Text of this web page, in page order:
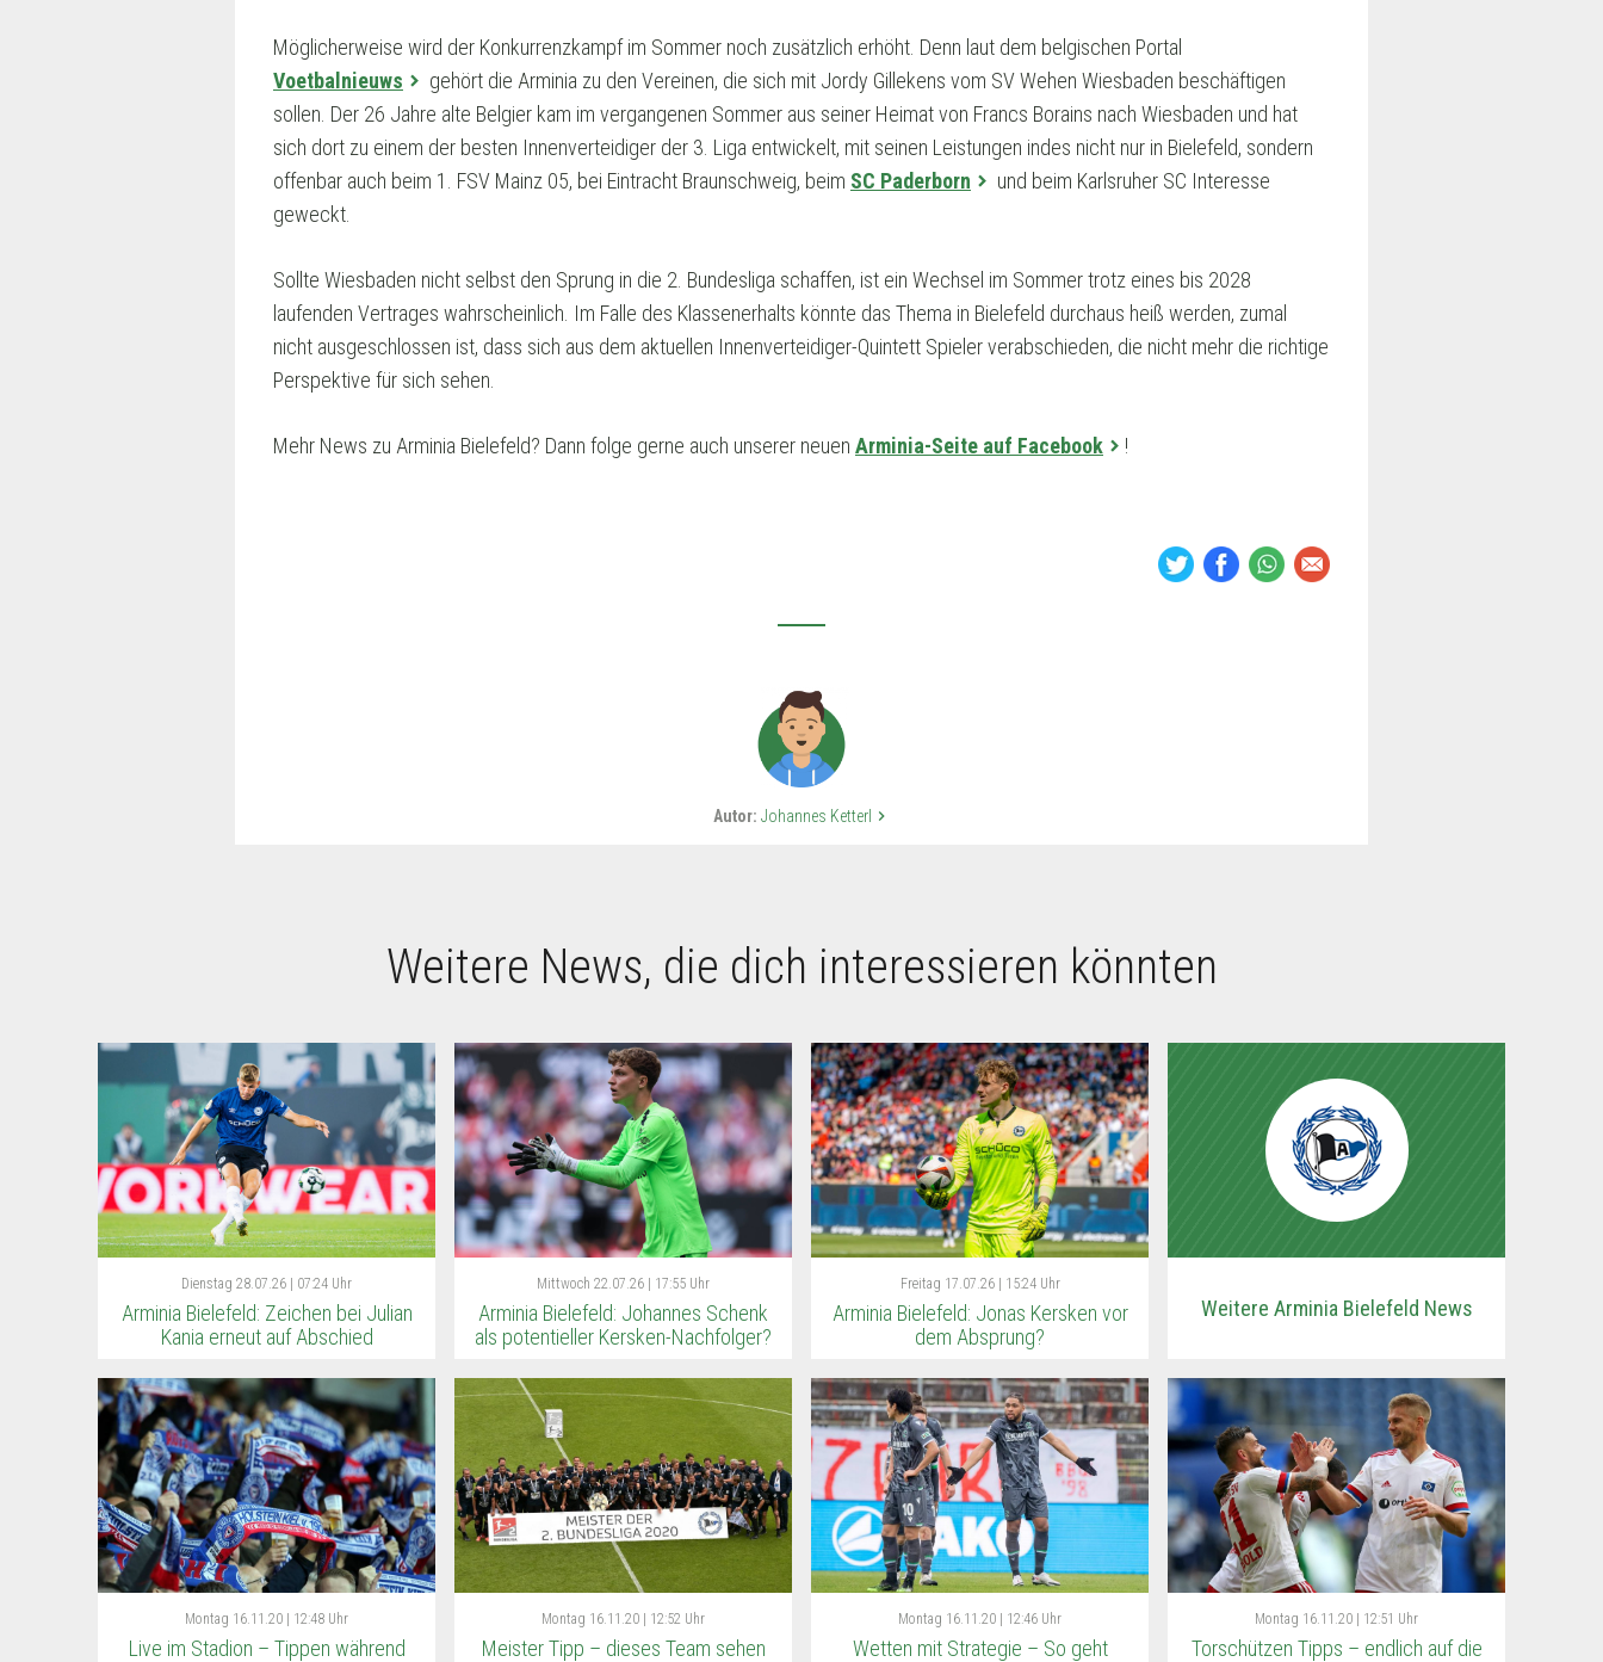
Möglicherweise wird der Konkurrenzkampf im Sommer noch zusätzlich erhöht. Denn laut dem belgischen Portal
Voetbalnieuws
gehört die Arminia zu den Vereinen, die sich mit Jordy Gillekens vom SV Wehen Wiesbaden beschäftigen
sollen. Der 26 Jahre alte Belgier kam im vergangenen Sommer aus seiner Heimat von Francs Borains nach Wiesbaden und hat
sich dort zu einem der besten Innenverteidiger der 3. Liga entwickelt, mit seinen Leistungen indes nicht nur in Bielefeld, sondern
offenbar auch beim 1. FSV Mainz 05, bei Eintracht Braunschweig, beim SC Paderborn
und beim Karlsruher SC Interesse
geweckt.
Sollte Wiesbaden nicht selbst den Sprung in die 2. Bundesliga schaffen, ist ein Wechsel im Sommer trotz eines bis 2028
laufenden Vertrages wahrscheinlich. Im Falle des Klassenerhalts könnte das Thema in Bielefeld durchaus heiß werden, zumal
nicht ausgeschlossen ist, dass sich aus dem aktuellen Innenverteidiger-Quintett Spieler verabschieden, die nicht mehr die richtige
Perspektive für sich sehen.
Mehr News zu Arminia Bielefeld? Dann folge gerne auch unserer neuen Arminia-Seite auf Facebook !
Autor: Johannes Ketterl keyboard_arrow_right
Weitere News, die dich interessieren könnten
Dienstag 28.07.26 | 07:24 Uhr
Arminia Bielefeld: Zeichen bei Julian
Kania erneut auf Abschied
Mittwoch 22.07.26 | 17:55 Uhr
Arminia Bielefeld: Johannes Schenk
als potentieller Kersken-Nachfolger?
Freitag 17.07.26 | 15:24 Uhr
Arminia Bielefeld: Jonas Kersken vor
dem Absprung?
Weitere Arminia Bielefeld News
Montag 16.11.20 | 12:48 Uhr
Live im Stadion – Tippen während
Montag 16.11.20 | 12:52 Uhr
Meister Tipp – dieses Team sehen
Montag 16.11.20 | 12:46 Uhr
Wetten mit Strategie – So geht
Montag 16.11.20 | 12:51 Uhr
Torschützen Tipps – endlich auf die